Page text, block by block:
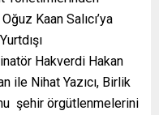
Kaan Salıcı’ya
Hakverdi Hakan
ile Nihat Yazıcı, Birlik
şehir örgütlenmelerini